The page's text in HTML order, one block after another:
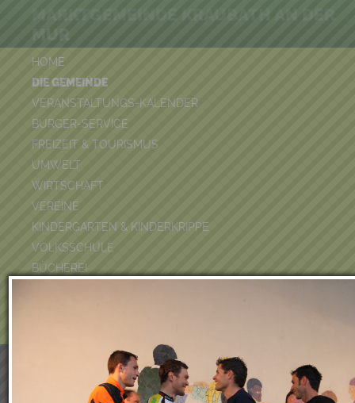
HOME
DIE GEMEINDE
VERANSTALTUNGS-KALENDER
BÜRGER-SERVICE
FREIZEIT & TOURISMUS
UMWELT
WIRTSCHAFT
VEREINE
KINDERGARTEN & KINDERKRIPPE
VOLKSSCHULE
BÜCHEREI
MUR
Wir verwenden Cookies, um unsere Webseite für Sie
benutzerfreundlich zu gestalten. Wenn Sie fortfahren,
an, dass Sie mit der Verwendung von Cookies auf